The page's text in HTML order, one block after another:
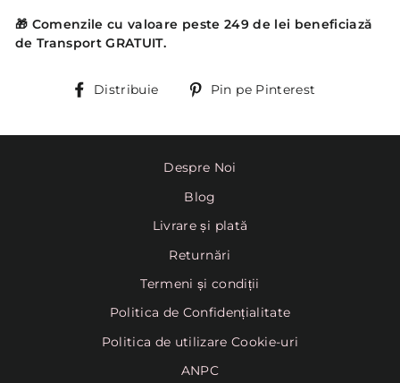
🎁 Comenzile cu valoare peste 249 de lei beneficiază
de Transport GRATUIT.
Distribuie DistribuiePin pe Pinterest
Despre Noi
Blog
Livrare și plată
Returnări
Termeni și condiții
Politica de Confidențialitate
Politica de utilizare Cookie-uri
ANPC